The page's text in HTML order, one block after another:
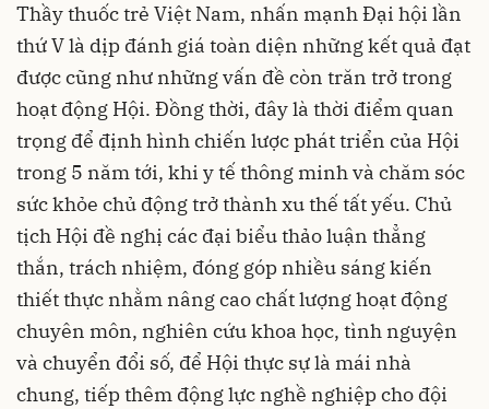
Thầy thuốc trẻ Việt Nam, nhấn mạnh Đại hội lần
thứ V là dịp đánh giá toàn diện những kết quả đạt
được cũng như những vấn đề còn trăn trở trong
hoạt động Hội. Đồng thời, đây là thời điểm quan
trọng để định hình chiến lược phát triển của Hội
trong 5 năm tới, khi y tế thông minh và chăm sóc
sức khỏe chủ động trở thành xu thế tất yếu. Chủ
tịch Hội đề nghị các đại biểu thảo luận thẳng
thắn, trách nhiệm, đóng góp nhiều sáng kiến
thiết thực nhằm nâng cao chất lượng hoạt động
chuyên môn, nghiên cứu khoa học, tình nguyện
và chuyển đổi số, để Hội thực sự là mái nhà
chung, tiếp thêm động lực nghề nghiệp cho đội